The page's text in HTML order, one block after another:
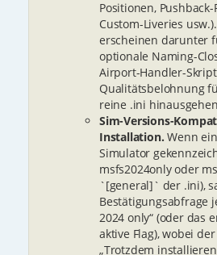
Positionen,
Custom-Liveries
erscheinen darunter
optionale Naming-
Airport-Handler-
Qualitätsbelohnung
reine .ini
Sim-Versions-
Installation. Wenn
Simulator
msfs2024only oder
`[general]` der .ini),
Bestätigungsabfrage
2024 only“ (oder das
aktive Flag), wobei
„Trotzdem